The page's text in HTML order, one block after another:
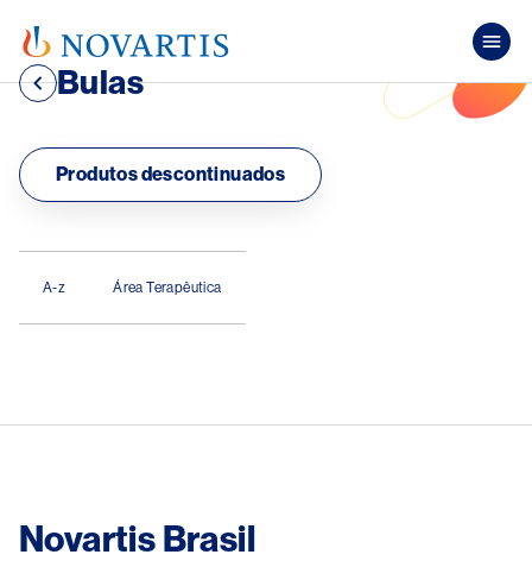
Bulas
Produtos descontinuados
A-z Área Terapêutica
Novartis Brasil